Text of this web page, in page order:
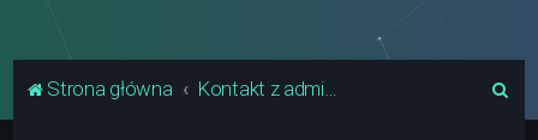
Strona główna Kontakt z administratorem witryny